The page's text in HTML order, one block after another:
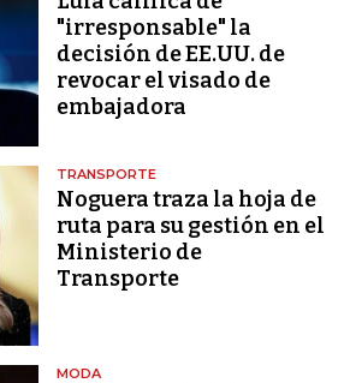
"irresponsable" la
decisión de EE.UU. de
revocar el visado de
embajadora
TRANSPORTE
Noguera traza la hoja de
ruta para su gestión en el
Ministerio de
Transporte
MODA